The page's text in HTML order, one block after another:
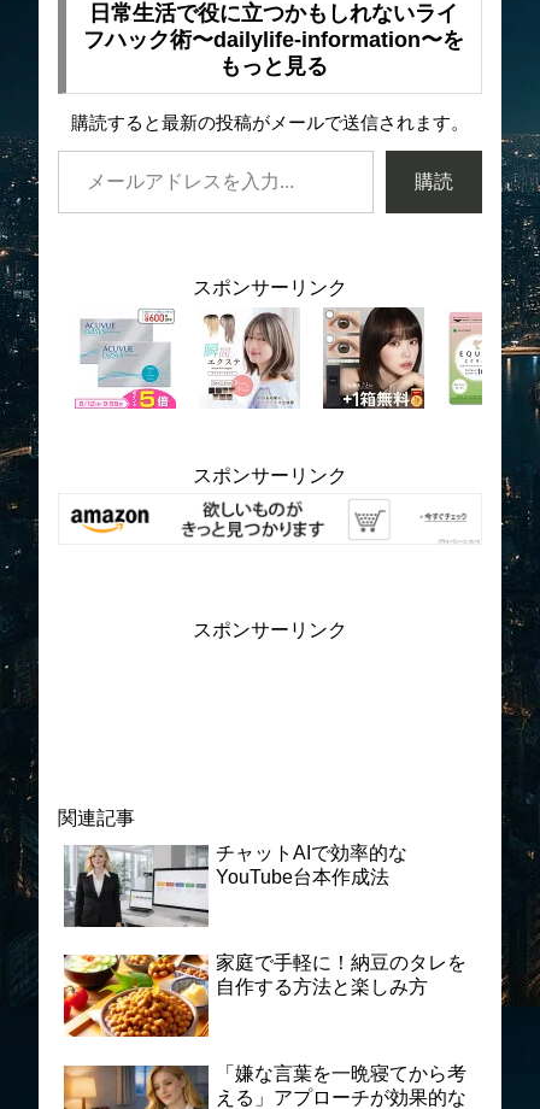
日常生活で役に立つかもしれないライ
フハック術〜dailylife-information〜を
もっと見る
購読すると最新の投稿がメールで送信されます。
購読
スポンサーリンク
スポンサーリンク
スポンサーリンク
関連記事
チャットAIで効率的な
YouTube台本作成法
家庭で手軽に！納豆のタレを
自作する方法と楽しみ方
「嫌な言葉を一晩寝てから考
える」アプローチが効果的な